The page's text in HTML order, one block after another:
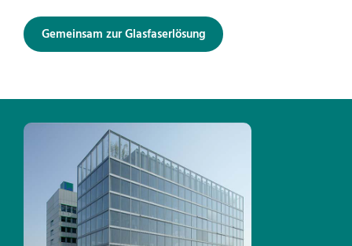
Gemeinsam zur Glasfaserlösung